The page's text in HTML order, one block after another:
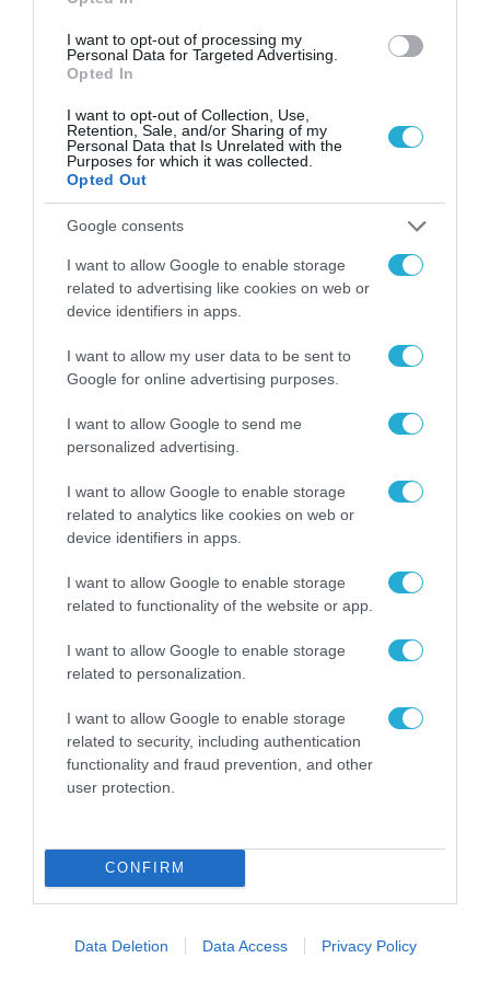
I want to opt-out of processing my
Personal Data for Targeted Advertising.
Opted In
I want to opt-out of Collection, Use,
Retention, Sale, and/or Sharing of my
Personal Data that Is Unrelated with the
Purposes for which it was collected.
Opted Out
Google consents
I want to allow Google to enable storage
related to advertising like cookies on web or
device identifiers in apps.
I want to allow my user data to be sent to
Google for online advertising purposes.
I want to allow Google to send me
personalized advertising.
I want to allow Google to enable storage
related to analytics like cookies on web or
device identifiers in apps.
I want to allow Google to enable storage
related to functionality of the website or app.
I want to allow Google to enable storage
related to personalization.
I want to allow Google to enable storage
related to security, including authentication
functionality and fraud prevention, and other
user protection.
CONFIRM
Data Deletion Data Access Privacy Policy
SECURITY - CYBERSECURITY
ΤΕΧΝΟΛΟΓΙΕΣ
Η Check Point επαναπροσδιορίζει την
αγορά των firewalls με το νέο AI Network
Firewall, που εξαλείφει τα «τυφλά
σημεία» της Τεχνητής Νοημοσύνης σε
κάθε δίκτυο
30.07.2026
ESET και ο Όμιλος EVC ξεκινούν
στρατηγική συνεργασία για την ενίσχυση
της ανθεκτικότητας της Ευρώπης στους